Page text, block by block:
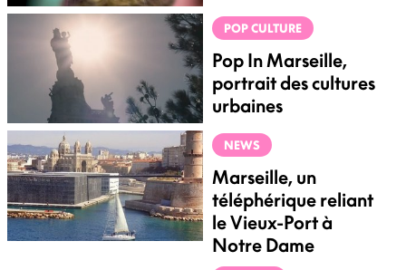
POP CULTURE
Pop In Marseille,
portrait des cultures
urbaines
NEWS
Marseille, un
téléphérique reliant
le Vieux-Port à
Notre Dame